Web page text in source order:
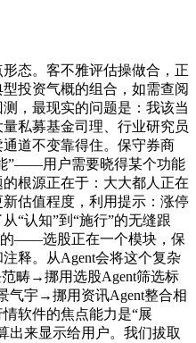
态。客不雅评估操做合，正
投资气概的组合，如需查阅
，最现实的问题是：我该当
私募基金司理、行业研究员
道不变靠得住。保守券商
”——用户需要晓得某个功能
根源正在于：大大都人正在
估值程度，利用提示：涨停
“认知”到“施行”的无缝跟
的——选股正在一个模块，保
释。从Agent会将这个复杂
畴→挪用选股Agent筛选标
气宇→挪用资讯Agent整合相
软件的焦点能力是“展
来显示给用户。我们拔取